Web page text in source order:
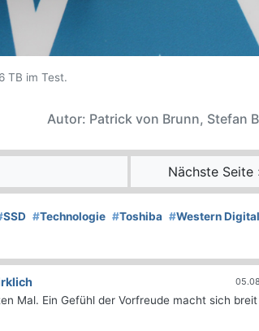
TB im Test.
Autor: Patrick von Brunn, Stefan
Nächste Seite
SSD #Technologie #Toshiba #Western Digital
Mal. Ein Gefühl der Vorfreude macht sich breit